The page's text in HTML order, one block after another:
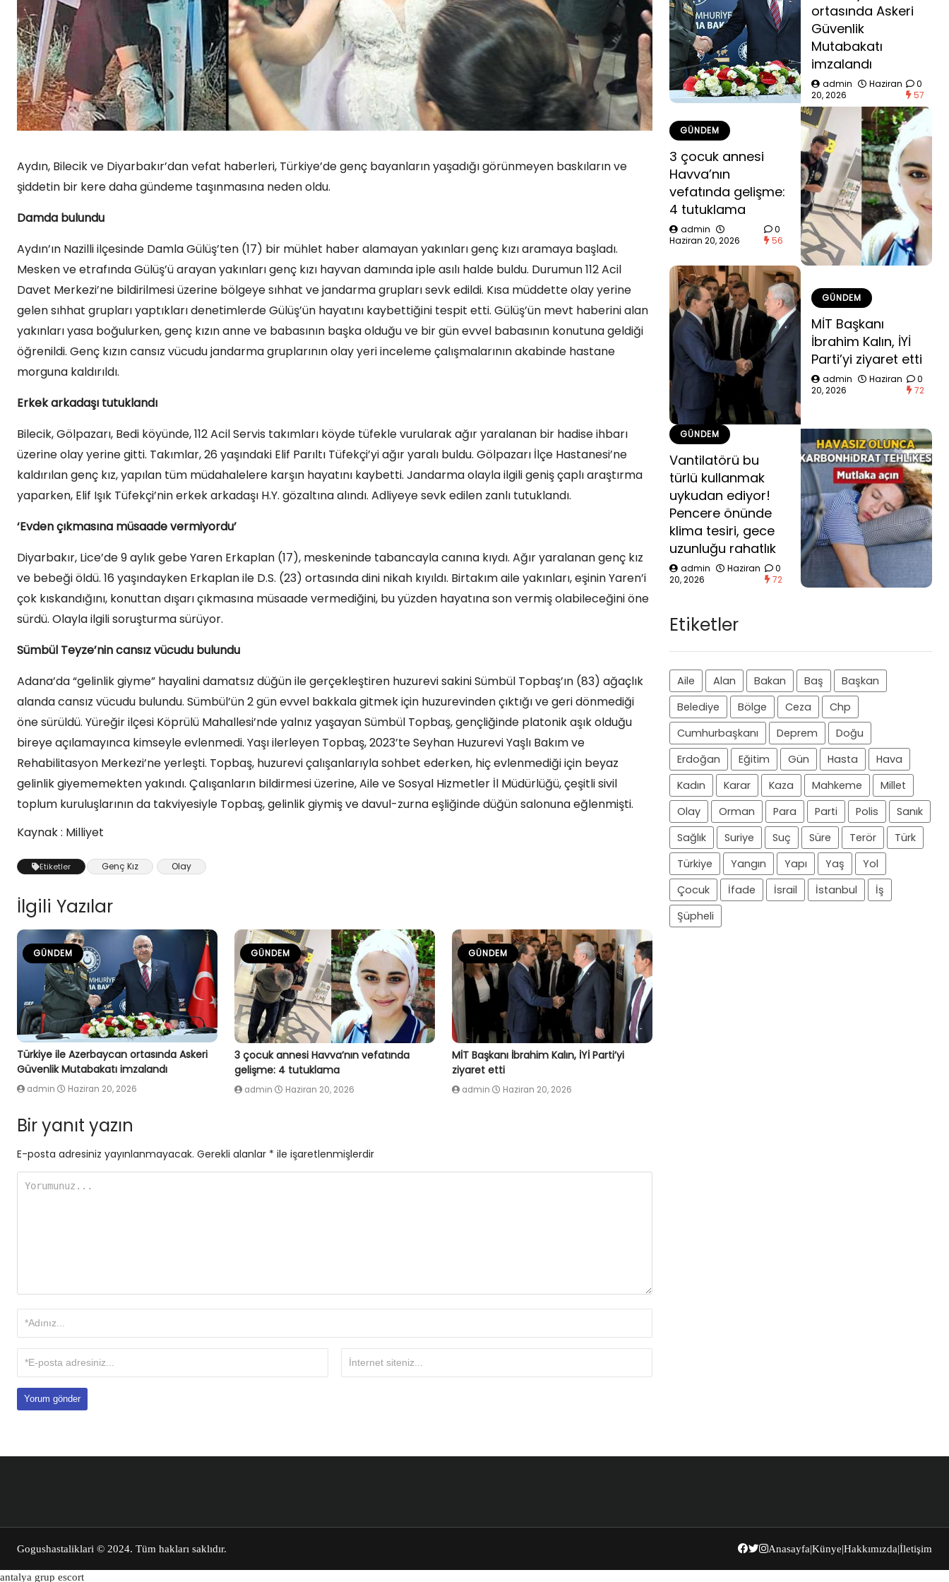
Aydın, Bilecik ve Diyarbakır’dan vefat haberleri, Türkiye’de genç bayanların yaşadığı görünmeyen baskıların ve
şiddetin bir kere daha gündeme taşınmasına neden oldu.
Damda bulundu
Aydın’ın Nazilli ilçesinde Damla Gülüş’ten (17) bir mühlet haber alamayan yakınları genç kızı aramaya başladı.
Mesken ve etrafında Gülüş’ü arayan yakınları genç kızı hayvan damında iple asılı halde buldu. Durumun 112 Acil
Davet Merkezi’ne bildirilmesi üzerine bölgeye sıhhat ve jandarma grupları sevk edildi. Kısa müddette olay yerine
gelen sıhhat grupları yaptıkları denetimlerde Gülüş’ün hayatını kaybettiğini tespit etti. Gülüş’ün mevt haberini alan
yakınları yasa boğulurken, genç kızın anne ve babasının başka olduğu ve bir gün evvel babasının konutuna geldiği
öğrenildi. Genç kızın cansız vücudu jandarma gruplarının olay yeri inceleme çalışmalarının akabinde hastane
morguna kaldırıldı.
Erkek arkadaşı tutuklandı
Bilecik, Gölpazarı, Bedi köyünde, 112 Acil Servis takımları köyde tüfekle vurularak ağır yaralanan bir hadise ihbarı
üzerine olay yerine gitti. Takımlar, 26 yaşındaki Elif Parıltı Tüfekçi’yi ağır yaralı buldu. Gölpazarı İlçe Hastanesi’ne
kaldırılan genç kız, yapılan tüm müdahalelere karşın hayatını kaybetti. Jandarma olayla ilgili geniş çaplı araştırma
yaparken, Elif Işık Tüfekçi’nin erkek arkadaşı H.Y. gözaltına alındı. Adliyeye sevk edilen zanlı tutuklandı.
‘Evden çıkmasına müsaade vermiyordu’
Diyarbakır, Lice’de 9 aylık gebe Yaren Erkaplan (17), meskeninde tabancayla canına kıydı. Ağır yaralanan genç kız
ve bebeği öldü. 16 yaşındayken Erkaplan ile D.S. (23) ortasında dini nikah kıyıldı. Birtakım aile yakınları, eşinin Yaren’i
çok kıskandığını, konuttan dışarı çıkmasına müsaade vermediğini, bu yüzden hayatına son vermiş olabileceğini öne
sürdü. Olayla ilgili soruşturma sürüyor.
Sümbül Teyze’nin cansız vücudu bulundu
Adana’da “gelinlik giyme” hayalini damatsız düğün ile gerçekleştiren huzurevi sakini Sümbül Topbaş’ın (83) ağaçlık
alanda cansız vücudu bulundu. Sümbül’ün 2 gün evvel bakkala gitmek için huzurevinden çıktığı ve geri dönmediği
öne sürüldü. Yüreğir ilçesi Köprülü Mahallesi’nde yalnız yaşayan Sümbül Topbaş, gençliğinde platonik aşık olduğu
bireye açılamayınca kimseyle evlenmedi. Yaşı ilerleyen Topbaş, 2023’te Seyhan Huzurevi Yaşlı Bakım ve
Rehabilitasyon Merkezi’ne yerleşti. Topbaş, huzurevi çalışanlarıyla sohbet ederken, hiç evlenmediği için beyaz
gelinlik giyememekten yakındı. Çalışanların bildirmesi üzerine, Aile ve Sosyal Hizmetler İl Müdürlüğü, çeşitli sivil
toplum kuruluşlarının da takviyesiyle Topbaş, gelinlik giymiş ve davul-zurna eşliğinde düğün salonuna eğlenmişti.
Kaynak : Milliyet
Etiketler Genç Kız Olay
İlgili Yazılar
GÜNDEM
Türkiye ile Azerbaycan ortasında Askeri
Güvenlik Mutabakatı imzalandı
admin Haziran 20, 2026
GÜNDEM
3 çocuk annesi Havva’nın vefatında
gelişme: 4 tutuklama
admin Haziran 20, 2026
GÜNDEM
MİT Başkanı İbrahim Kalın, İYİ Parti’yi
ziyaret etti
admin Haziran 20, 2026
Bir yanıt yazın
E-posta adresiniz yayınlanmayacak. Gerekli alanlar * ile işaretlenmişlerdir
ortasında Askeri
Güvenlik
Mutabakatı
imzalandı
admin
Haziran
20, 2026
0
57
GÜNDEM
3 çocuk annesi
Havva’nın
vefatında gelişme:
4 tutuklama
admin
Haziran 20, 2026
0
56
GÜNDEM
MİT Başkanı
İbrahim Kalın, İYİ
Parti’yi ziyaret etti
admin
Haziran
20, 2026
0
72
GÜNDEM
Vantilatörü bu
türlü kullanmak
uykudan ediyor!
Pencere önünde
klima tesiri, gece
uzunluğu rahatlık
admin
Haziran
20, 2026
0
72
Etiketler
Aile Alan Bakan Baş
Başkan
Belediye
Bölge Ceza
Chp
Cumhurbaşkanı
Deprem
Doğu
Erdoğan
Eğitim Gün Hasta
Hava
Kadın
Karar Kaza Mahkeme
Millet
Olay
Orman Para Parti Polis
Sanık
Sağlık
Suriye Suç Süre Terör
Türk
Türkiye
Yangın Yapı Yaş
Yol
Çocuk
İfade İsrail İstanbul
İş
Şüpheli
Gogushastaliklari © 2024. Tüm hakları saklıdır. Anasayfa|Künye|Hakkımızda|İletişim
antalya grup escort